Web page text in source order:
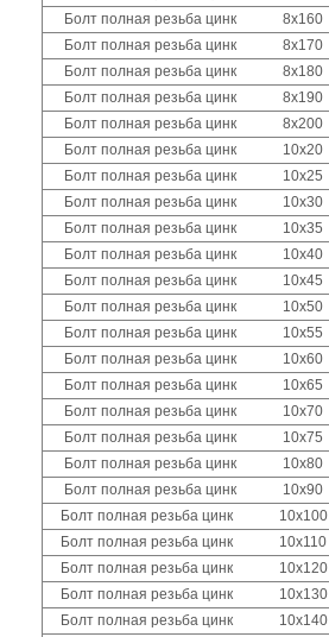
Болт полная резьба цинк 8х160
Болт полная резьба цинк 8х170
Болт полная резьба цинк 8х180
Болт полная резьба цинк 8х190
Болт полная резьба цинк 8х200
Болт полная резьба цинк 10х20
Болт полная резьба цинк 10x25
Болт полная резьба цинк 10x30
Болт полная резьба цинк 10x35
Болт полная резьба цинк 10x40
Болт полная резьба цинк 10x45
Болт полная резьба цинк 10x50
Болт полная резьба цинк 10x55
Болт полная резьба цинк 10x60
Болт полная резьба цинк 10x65
Болт полная резьба цинк 10x70
Болт полная резьба цинк 10x75
Болт полная резьба цинк 10x80
Болт полная резьба цинк 10x90
Болт полная резьба цинк 10x100
Болт полная резьба цинк 10x110
Болт полная резьба цинк 10x120
Болт полная резьба цинк 10x130
Болт полная резьба цинк 10x140